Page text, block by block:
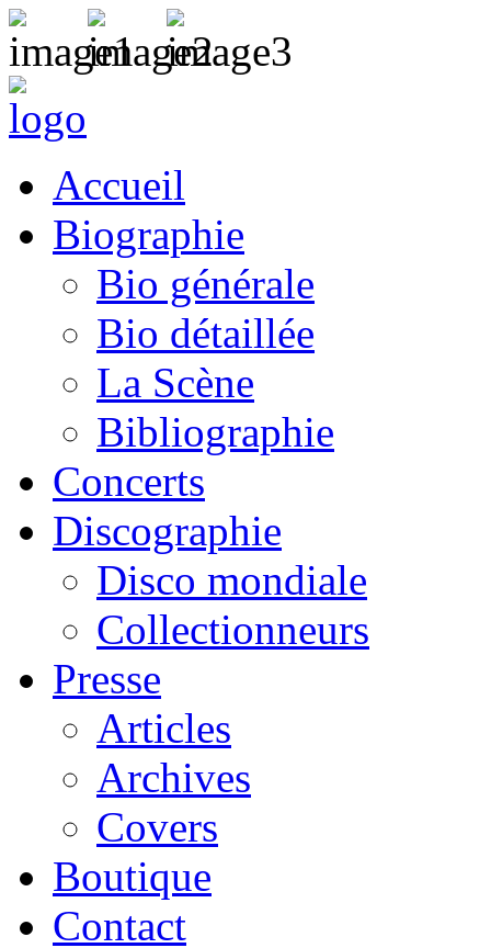
Accueil
Biographie
Bio générale
Bio détaillée
La Scène
Bibliographie
Concerts
Discographie
Disco mondiale
Collectionneurs
Presse
Articles
Archives
Covers
Boutique
Contact